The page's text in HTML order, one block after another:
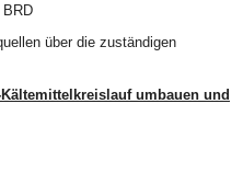
über die zuständigen
umbauen und